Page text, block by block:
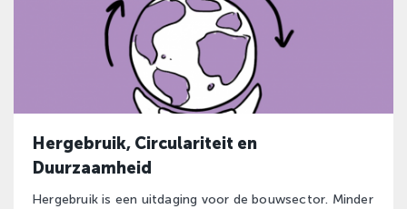
Hergebruik, Circulariteit en
Duurzaamheid
Hergebruik is een uitdaging voor de bouwsector. Minder